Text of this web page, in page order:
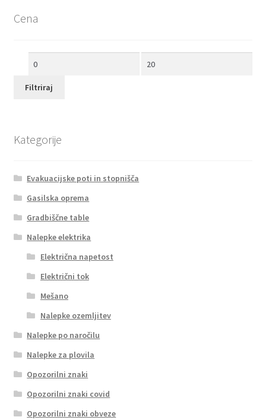
Cena
Min
Max
Filtriraj
Kategorije
Evakuacijske poti in stopnišča
Gasilska oprema
Gradbiščne table
Nalepke elektrika
Električna napetost
Električni tok
Mešano
Nalepke ozemljitev
Nalepke po naročilu
Nalepke za plovila
Opozorilni znaki
Opozorilni znaki covid
Opozorilni znaki obveze